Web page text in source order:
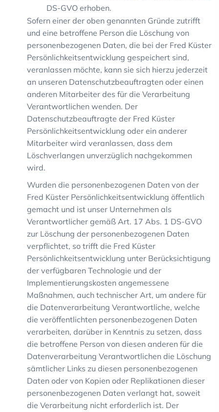
DS-GVO erhoben.
Sofern einer der oben genannten Gründe zutrifft
und eine betroffene Person die Löschung von
personenbezogenen Daten, die bei der Fred Küster
Persönlichkeitsentwicklung gespeichert sind,
veranlassen möchte, kann sie sich hierzu jederzeit
an unseren Datenschutzbeauftragten oder einen
anderen Mitarbeiter des für die Verarbeitung
Verantwortlichen wenden. Der
Datenschutzbeauftragte der Fred Küster
Persönlichkeitsentwicklung oder ein anderer
Mitarbeiter wird veranlassen, dass dem
Löschverlangen unverzüglich nachgekommen
wird.
Wurden die personenbezogenen Daten von der
Fred Küster Persönlichkeitsentwicklung öffentlich
gemacht und ist unser Unternehmen als
Verantwortlicher gemäß Art. 17 Abs. 1 DS-GVO
zur Löschung der personenbezogenen Daten
verpflichtet, so trifft die Fred Küster
Persönlichkeitsentwicklung unter Berücksichtigung
der verfügbaren Technologie und der
Implementierungskosten angemessene
Maßnahmen, auch technischer Art, um andere für
die Datenverarbeitung Verantwortliche, welche
die veröffentlichten personenbezogenen Daten
verarbeiten, darüber in Kenntnis zu setzen, dass
die betroffene Person von diesen anderen für die
Datenverarbeitung Verantwortlichen die Löschung
sämtlicher Links zu diesen personenbezogenen
Daten oder von Kopien oder Replikationen dieser
personenbezogenen Daten verlangt hat, soweit
die Verarbeitung nicht erforderlich ist. Der